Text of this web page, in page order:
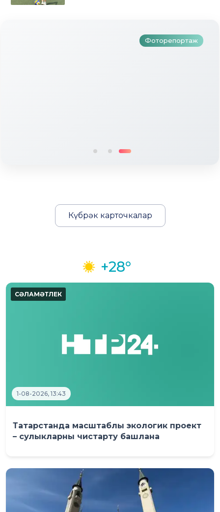
Фоторепортаж
бәйгесе узды
Күбрәк карточкалар
+28°
1-08-2026, 13:43
Татарстанда масштаблы экологик проект
– сулыкларны чистарту башлана